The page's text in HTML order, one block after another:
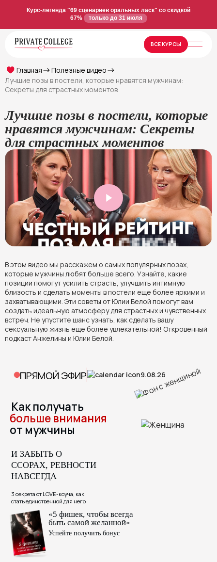
Курс-легенда "69 сценариев оральных ласк" со скидкой
67%
только до 31 июля
ВСЕ КУРСЫ
Главная
Полезные видео
Лучшие позы в постели, которые нравятся мужчинам:
Секреты для страстных моментов
Лучшие позы в постели, которые
нравятся мужчинам: Секреты
для страстных моментов
В этом видео мы расскажем о самых популярных позах,
которые мужчины любят больше всего. Узнайте, какие
позиции помогут усилить страсть, улучшить интимную
близость и сделать моменты в постели еще более яркими и
захватывающими. Эти советы от Юлии Белой помогут вам
создать идеальную атмосферу для страстных и чувственных
встреч. Не упустите шанс узнать, как сделать вашу
сексуальную жизнь еще более увлекательной! Откровенный
подкаст Анжелины и Юлии Белой.
ПРЯМОЙ ЭФИР 9.08.26
Как получать
больше внимания
от мужчины
И ЗАБЫТЬ О
ССОРАХ, РЕВНОСТИ
НАВСЕГДА
3 секрета от LOVE-коуча, как
стать единственной для него
«5 фишек, чтобы всегда
быть самой желанной»
Успейте получить бонус